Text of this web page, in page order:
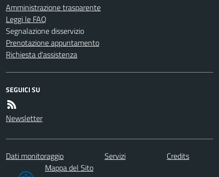
Amministrazione trasparente
Leggi le FAQ
Segnalazione disservizio
Prenotazione appuntamento
Richiesta d'assistenza
SEGUICI SU
Newsletter
Dati monitoraggio Servizi
Credits
Mappa del Sito